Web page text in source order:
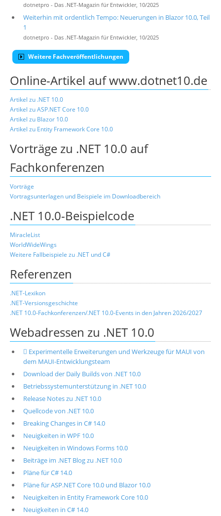
dotnetpro - Das .NET-Magazin für Entwickler, 10/2025
Weiterhin mit ordentlich Tempo: Neuerungen in Blazor 10.0, Teil
1
dotnetpro - Das .NET-Magazin für Entwickler, 10/2025
Weitere Fachveröffentlichungen
Online-Artikel auf www.dotnet10.de
Artikel zu .NET 10.0
Artikel zu ASP.NET Core 10.0
Artikel zu Blazor 10.0
Artikel zu Entity Framework Core 10.0
Vorträge zu .NET 10.0 auf
Fachkonferenzen
Vorträge
Vortragsunterlagen und Beispiele im Downloadbereich
.NET 10.0-Beispielcode
MiracleList
WorldWideWings
Weitere Fallbeispiele zu .NET und C#
Referenzen
.NET-Lexikon
.NET-Versionsgeschichte
.NET 10.0-Fachkonferenzen/.NET 10.0-Events in den Jahren 2026/2027
Webadressen zu .NET 10.0
 Experimentelle Erweiterungen und Werkzeuge für MAUI von
dem MAUI-Entwicklungsteam
Download der Daily Builds von .NET 10.0
Betriebssystemunterstützung in .NET 10.0
Release Notes zu .NET 10.0
Quellcode von .NET 10.0
Breaking Changes in C# 14.0
Neuigkeiten in WPF 10.0
Neuigkeiten in Windows Forms 10.0
Beiträge im .NET Blog zu .NET 10.0
Pläne für C# 14.0
Pläne für ASP.NET Core 10.0 und Blazor 10.0
Neuigkeiten in Entity Framework Core 10.0
Neuigkeiten in C# 14.0